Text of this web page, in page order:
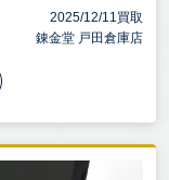
2025/12/11買取
錬金堂 戸田倉庫店